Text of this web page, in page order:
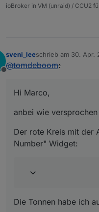
ioBroker in VM (unraid) / CCU2
Offline
sveni_leeschrieb am 30. Apr.
zuletzt editiert von
@tomdeboom:
Hi Marco,
anbei wie versprochen
Der rote Kreis mit der
Number" Widget:
Die Tonnen habe ich